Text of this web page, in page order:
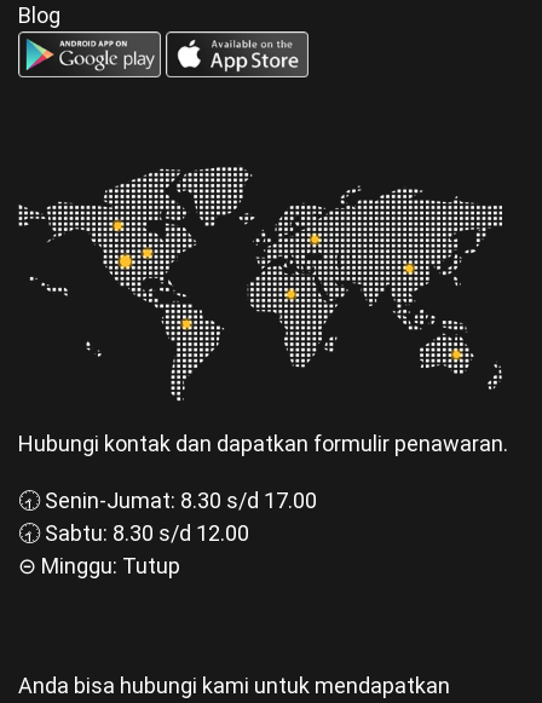
Blog
Hubungi kontak dan dapatkan formulir penawaran.
🕣 Senin-Jumat: 8.30 s/d 17.00
🕣 Sabtu: 8.30 s/d 12.00
⊝ Minggu: Tutup
Anda bisa hubungi kami untuk mendapatkan